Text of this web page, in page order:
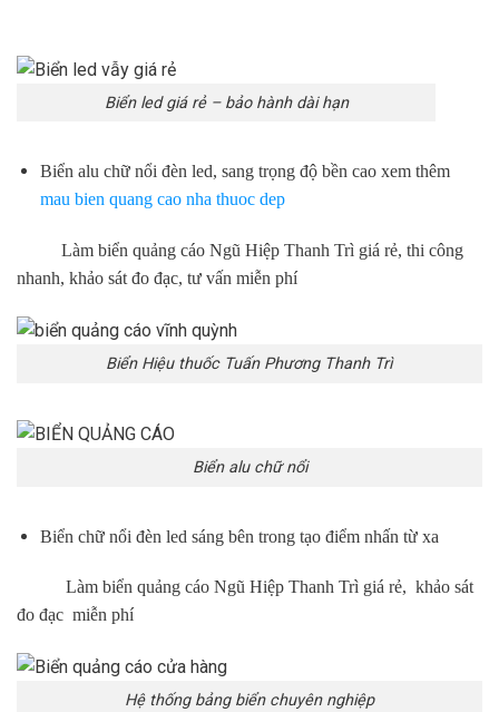
Biển led giá rẻ – bảo hành dài hạn
Biển alu chữ nổi đèn led, sang trọng độ bền cao xem thêm
mau bien quang cao nha thuoc dep
Làm biển quảng cáo Ngũ Hiệp Thanh Trì giá rẻ, thi công
nhanh, khảo sát đo đạc, tư vấn miễn phí
Biển Hiệu thuốc Tuấn Phương Thanh Trì
Biển alu chữ nổi
Biển chữ nổi đèn led sáng bên trong tạo điểm nhấn từ xa
Làm biển quảng cáo Ngũ Hiệp Thanh Trì giá rẻ, khảo sát
đo đạc miễn phí
Hệ thống bảng biển chuyên nghiệp